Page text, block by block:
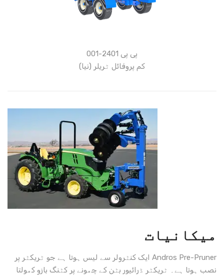
پی پی 2401-001
کم پروفائل ٹریلر (نیا)
میکانیات
Andros Pre-Pruner ایک کنٹرولر سے لیس ہوتا ہے جو ٹریکٹر پر
نصب ہوتا ہے۔ ٹریکٹر ڈرائیور بٹن کے چھونے پر کٹنگ بازو کھولتا